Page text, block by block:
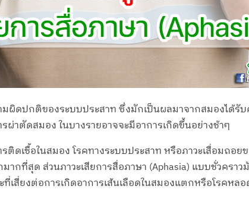
มผิดปกติของระบบประสาท ซึ่งมักเป็นผลมาจากสมองได้รับ
าตัดสมอง ในบางรายอาจจะมีอาการเกิดขึ้นอย่างช้าๆ
ติดเชื้อในสมอง โรคทางระบบประสาท หรือภาวะเสื่อมถอ
กที่สุด ส่วนภาวะเสียการสื่อภาษา (Aphasia) แบบชั่วคราว
เสี่ยงต่อการเกิดอาการเส้นเลือดในสมองแตกหรือโรคหล